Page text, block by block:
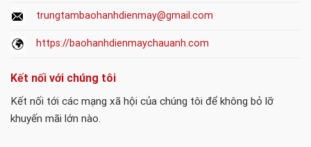
trungtambaohanhdienmay@gmail.com
https://baohanhdienmaychauanh.com
Kết nối với chúng tôi
Kết nối tới các mạng xã hội của chúng tôi để không bỏ lỡ
khuyến mãi lớn nào.